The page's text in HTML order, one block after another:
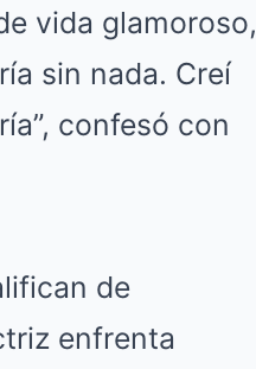
vida glamoroso,
sin nada. Creí
confesó con
de
enfrenta